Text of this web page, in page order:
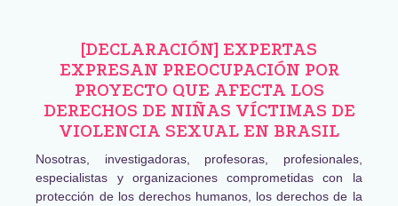
[DECLARACIÓN] EXPERTAS
EXPRESAN PREOCUPACIÓN POR
PROYECTO QUE AFECTA LOS
DERECHOS DE NIÑAS VÍCTIMAS DE
VIOLENCIA SEXUAL EN BRASIL
Nosotras, investigadoras, profesoras, profesionales,
especialistas y organizaciones comprometidas con la
protección de los derechos humanos, los derechos de la